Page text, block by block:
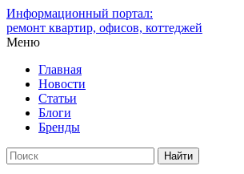
Информационный портал:
ремонт квартир, офисов, коттеджей
Меню
Главная
Новости
Статьи
Блоги
Бренды